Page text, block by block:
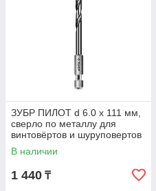
ЗУБР ПИЛОТ d 6.0 х 111 мм,
сверло по металлу для
винтовёртов и шуруповертов
IMPACT READY
Профессионал (29629-6
В наличии
1 440 ₸